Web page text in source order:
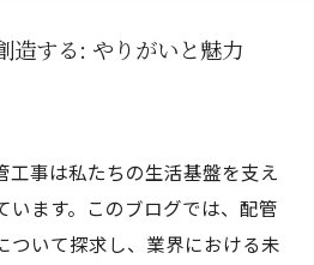
造する: やりがいと魅力
工事は私たちの生活基盤を支え
います。このブログでは、配管
ついて探求し、業界における未